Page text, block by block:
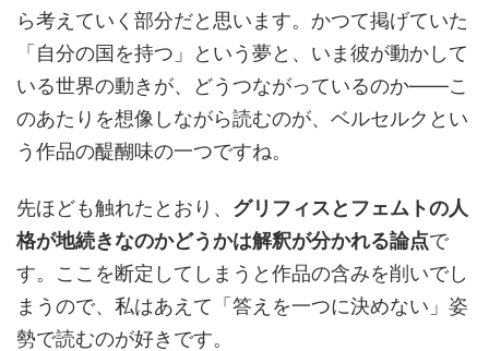
ら考えていく部分だと思います。かつて掲げていた
「自分の国を持つ」という夢と、いま彼が動かして
いる世界の動きが、どうつながっているのか——こ
のあたりを想像しながら読むのが、ベルセルクとい
う作品の醍醐味の一つですね。
先ほども触れたとおり、 グリフィスとフェムトの人
格が地続きなのかどうかは解釈が分かれる論点で
す。ここを断定してしまうと作品の含みを削いでし
まうので、私はあえて「答えを一つに決めない」姿
勢で読むのが好きです。